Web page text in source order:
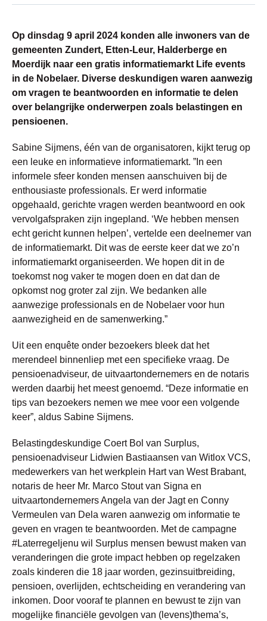
Op dinsdag 9 april 2024 konden alle inwoners van de
gemeenten Zundert, Etten-Leur, Halderberge en
Moerdijk naar een gratis informatiemarkt Life events
in de Nobelaer. Diverse deskundigen waren aanwezig
om vragen te beantwoorden en informatie te delen
over belangrijke onderwerpen zoals belastingen en
pensioenen.
Sabine Sijmens, één van de organisatoren, kijkt terug op
een leuke en informatieve informatiemarkt. ”In een
informele sfeer konden mensen aanschuiven bij de
enthousiaste professionals. Er werd informatie
opgehaald, gerichte vragen werden beantwoord en ook
vervolgafspraken zijn ingepland. ‘We hebben mensen
echt gericht kunnen helpen’, vertelde een deelnemer van
de informatiemarkt. Dit was de eerste keer dat we zo’n
informatiemarkt organiseerden. We hopen dit in de
toekomst nog vaker te mogen doen en dat dan de
opkomst nog groter zal zijn. We bedanken alle
aanwezige professionals en de Nobelaer voor hun
aanwezigheid en de samenwerking.”
Uit een enquête onder bezoekers bleek dat het
merendeel binnenliep met een specifieke vraag. De
pensioenadviseur, de uitvaartondernemers en de notaris
werden daarbij het meest genoemd. “Deze informatie en
tips van bezoekers nemen we mee voor een volgende
keer”, aldus Sabine Sijmens.
Belastingdeskundige Coert Bol van Surplus,
pensioenadviseur Lidwien Bastiaansen van Witlox VCS,
medewerkers van het werkplein Hart van West Brabant,
notaris de heer Mr. Marco Stout van Signa en
uitvaartondernemers Angela van der Jagt en Conny
Vermeulen van Dela waren aanwezig om informatie te
geven en vragen te beantwoorden. Met de campagne
#Laterregeljenu wil Surplus mensen bewust maken van
veranderingen die grote impact hebben op regelzaken
zoals kinderen die 18 jaar worden, gezinsuitbreiding,
pensioen, overlijden, echtscheiding en verandering van
inkomen. Door vooraf te plannen en bewust te zijn van
mogelijke financiële gevolgen van (levens)thema’s,